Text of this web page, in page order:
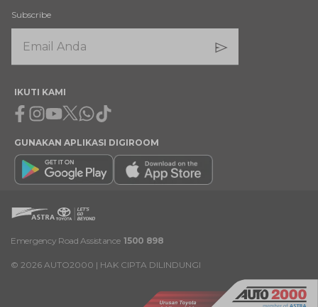
Subscribe
IKUTI KAMI
Facebook
Instagram
Youtube
X Whatsapp
Tiktok
GUNAKAN APLIKASI DIGIROOM
Emergency Road Assistance 1500 898
© 2026 AUTO2000 | HAK CIPTA DILINDUNGI